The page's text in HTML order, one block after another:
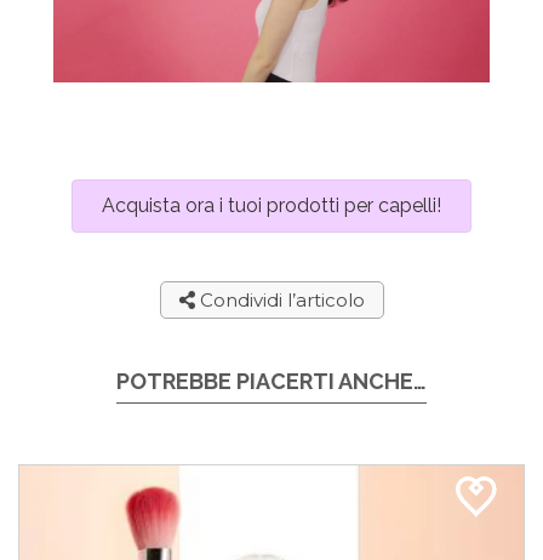
Acquista ora i tuoi prodotti per capelli!
Condividi l’articolo
POTREBBE PIACERTI ANCHE…